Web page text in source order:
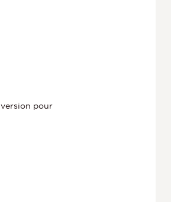
pour